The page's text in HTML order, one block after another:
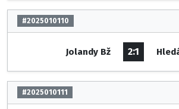
#2025010110
Jolandy Bž 2:1
#2025010111